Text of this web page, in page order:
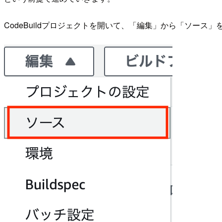
CodeBuildプロジェクトを開いて、「編集」から「ソース」